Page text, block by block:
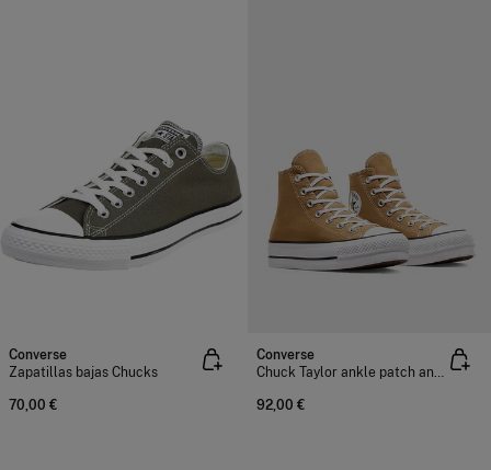
Converse
Zapatillas bajas Chucks
70,00 €
Converse
Chuck Taylor ankle patch and All Star
92,00 €